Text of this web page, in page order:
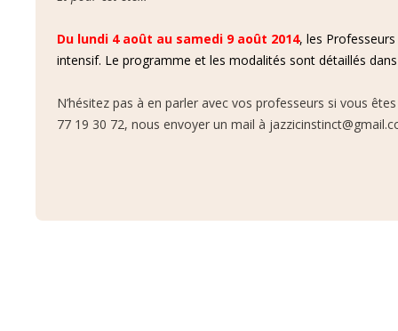
Du lundi 4 août au samedi 9 août 2014, les
intensif. Le programme et les modalités sont détaillés
N’hésitez pas à en parler avec vos professeurs si vous
77 19 30 72, nous envoyer un mail à